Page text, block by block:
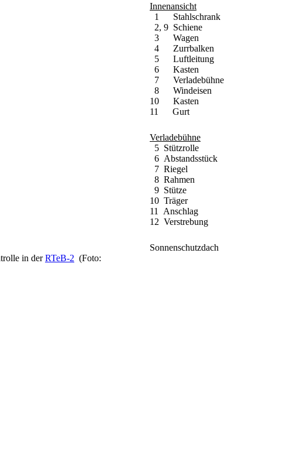
Innenansicht
1 Stahlschrank
2, 9 Schiene
3 Wagen
4 Zurrbalken
5 Luftleitung
6 Kasten
7 Verladebühne
8 Windeisen
10 Kasten
11 Gurt
Verladebühne
5 Stützrolle
6 Abstandsstück
7 Riegel
8 Rahmen
9 Stütze
10 Träger
11 Anschlag
12 Verstrebung
in derRTeB-2 (Foto:
Sonnenschutzdach